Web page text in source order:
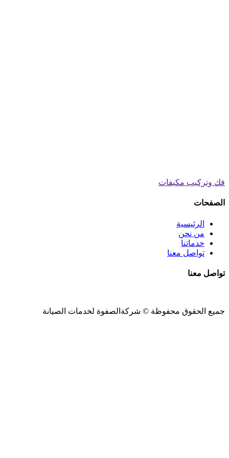
فك وتركيب مكيفات
الصفحات
الرئيسية
من نحن
خدماتنا
تواصل معنا
تواصل معنا
جميع الحقوق محفوظة © شركةالصفوة لخدمات الصيانة